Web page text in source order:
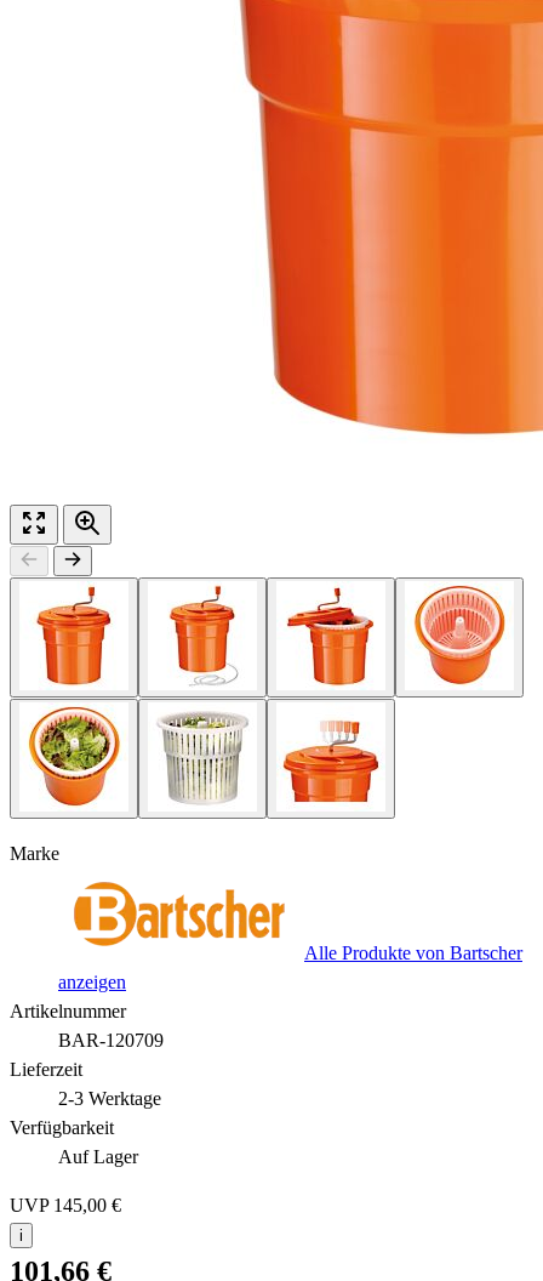
Marke
Alle Produkte von Bartscher
anzeigen
Artikelnummer
BAR-120709
Lieferzeit
2-3 Werktage
Verfügbarkeit
Auf Lager
UVP 145,00 €
i
101,66 €